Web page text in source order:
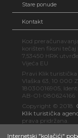
Stare ponude
Kontakt
Kod
korišten fiksni tečaj
7,53450 HRK
Vijeća EU
Pravi Klik turistička
Vlaška 63, 10 000
18030016905,
AB-O1-080624166
Copyright © 2018.
Klik turistička
prava pridržana.
Internetski "kolačići"